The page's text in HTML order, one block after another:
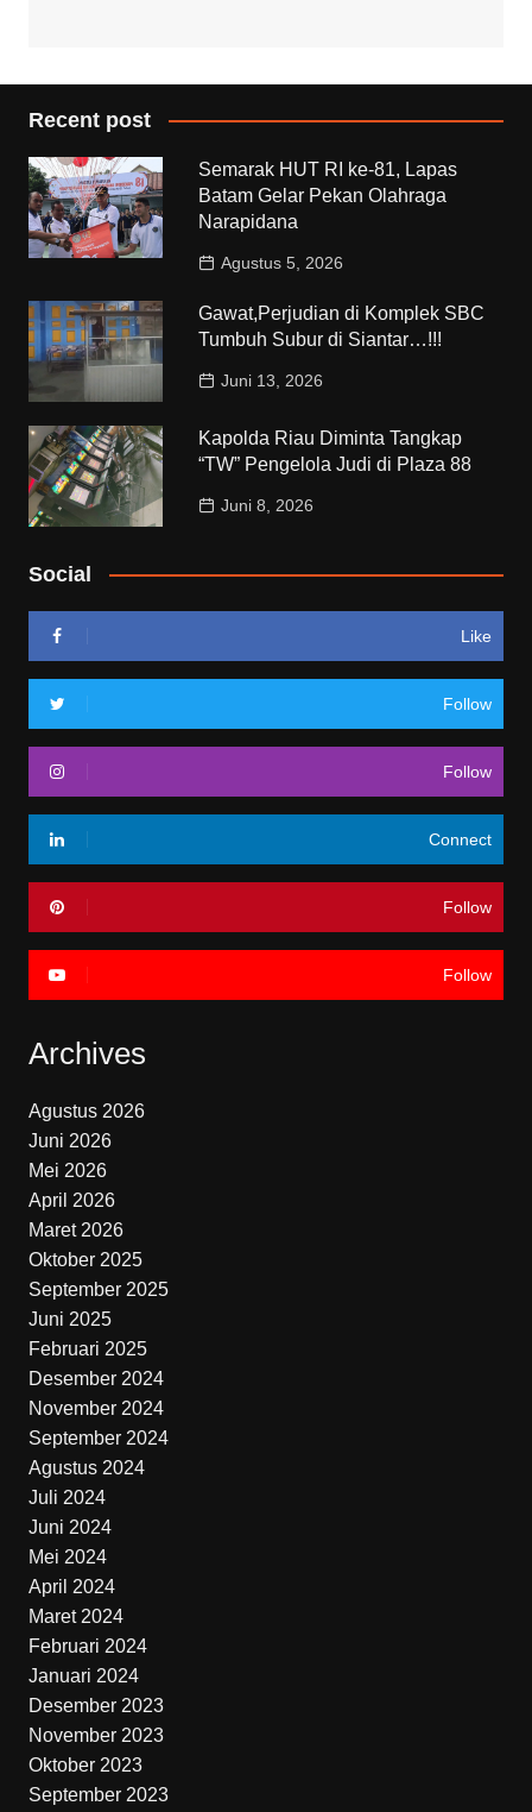
Recent post
Semarak HUT RI ke-81, Lapas
Batam Gelar Pekan Olahraga
Narapidana
Agustus 5, 2026
Gawat,Perjudian di Komplek SBC
Tumbuh Subur di Siantar…!!!
Juni 13, 2026
Kapolda Riau Diminta Tangkap
“TW” Pengelola Judi di Plaza 88
Juni 8, 2026
Social
Like
Follow
Follow
Connect
Follow
Follow
Archives
Agustus 2026
Juni 2026
Mei 2026
April 2026
Maret 2026
Oktober 2025
September 2025
Juni 2025
Februari 2025
Desember 2024
November 2024
September 2024
Agustus 2024
Juli 2024
Juni 2024
Mei 2024
April 2024
Maret 2024
Februari 2024
Januari 2024
Desember 2023
November 2023
Oktober 2023
September 2023